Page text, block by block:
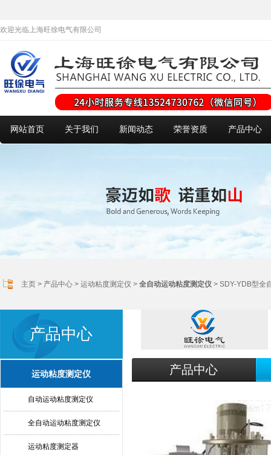
欢迎光临上海旺徐电气有限公司
网站首页 关于我们 新闻动态 荣誉资质 产品中心
主页 > 产品中心 > 运动粘度测定仪 > 全自动运动粘度测定仪 > SDY-YDB型全
产品中心
运动粘度测定仪
自动运动粘度测定仪
全自动运动粘度测定仪
运动粘度测定器
产品中心